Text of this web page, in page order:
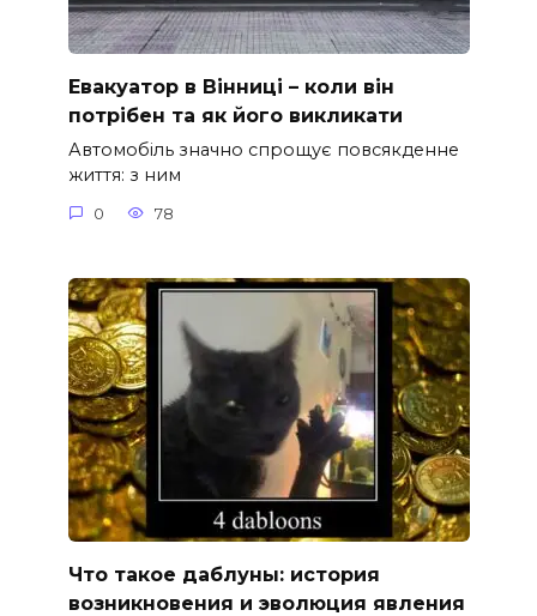
Евакуатор в Вінниці – коли він
потрібен та як його викликати
Автомобіль значно спрощує повсякденне
життя: з ним
0 78
Что такое даблуны: история
возникновения и эволюция явления